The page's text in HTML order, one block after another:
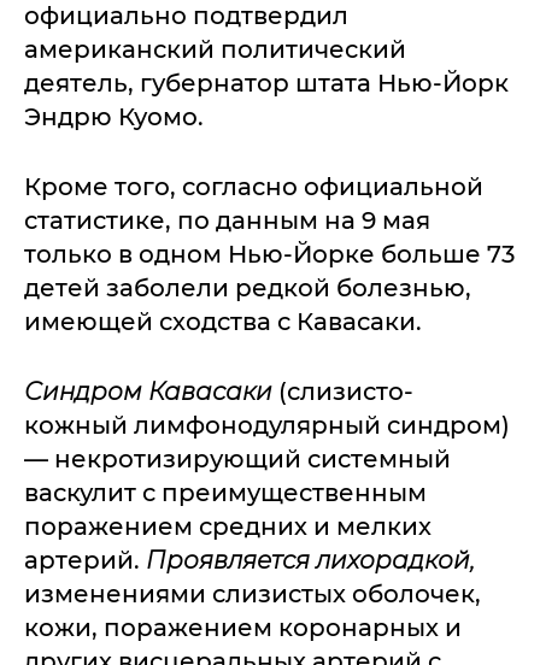
официально подтвердил
американский политический
деятель, губернатор штата Нью-Йорк
Эндрю Куомо.
Кроме того, согласно официальной
статистике, по данным на 9 мая
только в одном Нью-Йорке больше 73
детей заболели редкой болезнью,
имеющей сходства с Кавасаки.
Синдром Кавасаки (слизисто-
кожный лимфонодулярный синдром)
— некротизирующий системный
васкулит с преимущественным
поражением средних и мелких
артерий. Проявляется лихорадкой,
изменениями слизистых оболочек,
кожи, поражением коронарных и